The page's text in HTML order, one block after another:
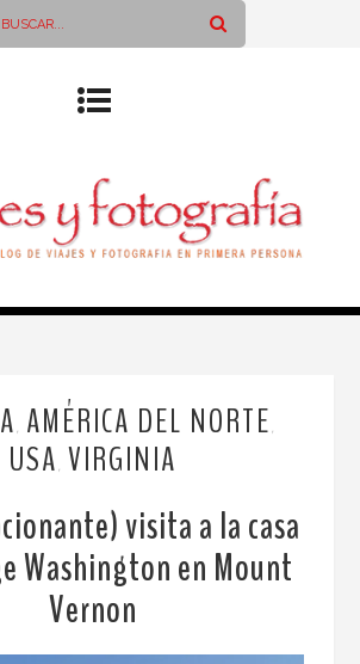
AMÉRICA DEL NORTE
USA VIRGINIA
visita a la casa
Washington en Mount
Vernon